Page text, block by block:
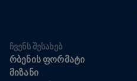
ᲩᲕᲔᲜᲡ ᲨᲔᲡᲐᲮᲔᲑ
ᲠᲑᲔᲜᲘᲡ ᲤᲝᲠᲛᲐᲢᲘ
ᲛᲘᲖᲐᲜᲘ